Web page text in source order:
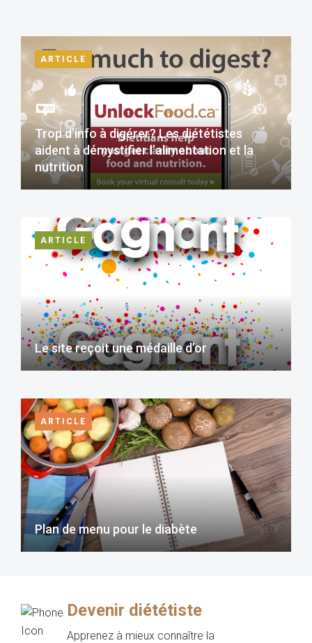
ARTICLE
Trop d’info à digérer? Les diététistes
aident à démystifier l’alimentation et la
nutrition
ARTICLE
Le site reçoit une médaille d’or
ARTICLE
Plan de menu pour le diabète
Devenir diététiste
Apprenez à mieux connaître la